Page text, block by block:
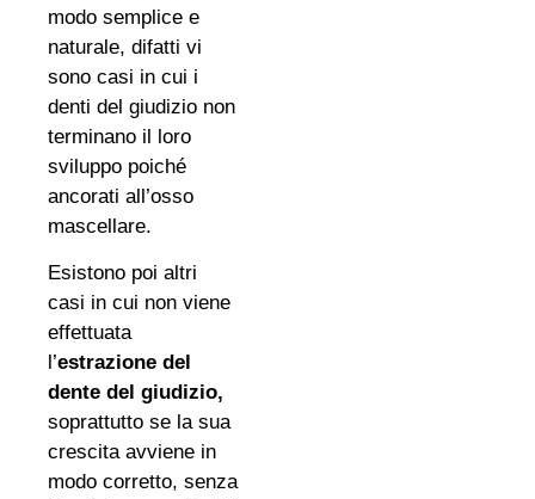
modo semplice e
naturale, difatti vi
sono casi in cui i
denti del giudizio non
terminano il loro
sviluppo poiché
ancorati all’osso
mascellare.
Esistono poi altri
casi in cui non viene
effettuata
l’estrazione del
dente del giudizio,
soprattutto se la sua
crescita avviene in
modo corretto, senza